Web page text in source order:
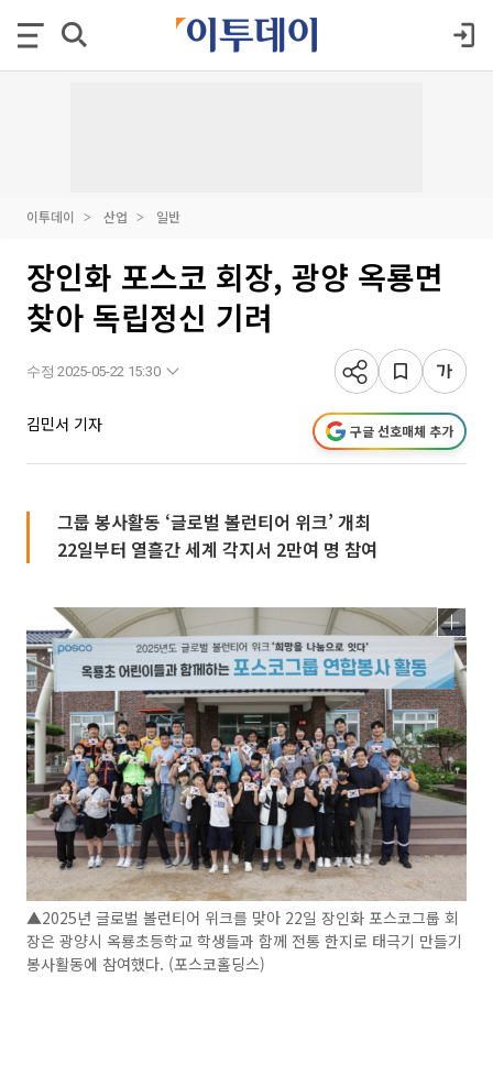
이투데이 산업 일반
장인화 포스코 회장, 광양 옥룡면
찾아 독립정신 기려
수정 2025-05-22 15:30
김민서 기자 구글 선호매체 추가
그룹 봉사활동 ‘글로벌 볼런티어 위크’ 개최
22일부터 열흘간 세계 각지서 2만여 명 참여
▲2025년 글로벌 볼런티어 위크를 맞아 22일 장인화 포스코그룹 회
장은 광양시 옥룡초등학교 학생들과 함께 전통 한지로 태극기 만들기
봉사활동에 참여했다. (포스코홀딩스)